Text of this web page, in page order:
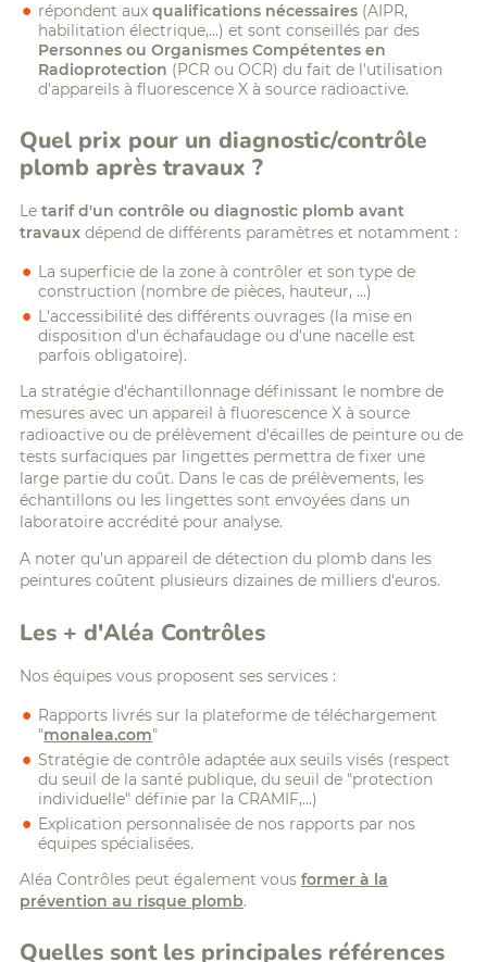
répondent auxqualifications nécessaires (AIPR,
habilitation électrique,...) et sont conseillés par des
Personnes ou Organismes Compétentes en
Radioprotection (PCR ou OCR) du fait de l'utilisation
d'appareils à fluorescence X à source radioactive.
Quel prix pour un diagnostic/contrôle
plomb après travaux ?
Le tarif d'un contrôle ou diagnostic plomb avant
travaux dépend de différents paramètres et notamment :
La superficie de la zone à contrôler et son type de
construction (nombre de pièces, hauteur, ...)
L'accessibilité des différents ouvrages (la mise en
disposition d'un échafaudage ou d'une nacelle est
parfois obligatoire).
La stratégie d'échantillonnage définissant le nombre de
mesures avec un appareil à fluorescence X à source
radioactive ou de prélèvement d'écailles de peinture ou de
tests surfaciques par lingettes permettra de fixer une
large partie du coût. Dans le cas de prélèvements, les
échantillons ou les lingettes sont envoyées dans un
laboratoire accrédité pour analyse.
A noter qu'un appareil de détection du plomb dans les
peintures coûtent plusieurs dizaines de milliers d'euros.
Les + d'Aléa Contrôles
Nos équipes vous proposent ses services :
Rapports livrés sur la plateforme de téléchargement
"monalea.com"
Stratégie de contrôle adaptée aux seuils visés (respect
du seuil de la santé publique, du seuil de "protection
individuelle" définie par la CRAMIF,...)
Explication personnalisée de nos rapports par nos
équipes spécialisées.
Aléa Contrôles peut également vous former à la
prévention au risque plomb.
Quelles sont les principales références